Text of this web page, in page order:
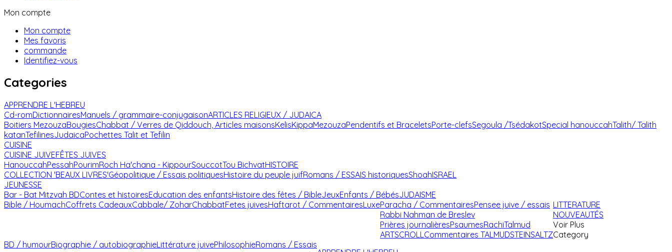
Mon compte
Mon compte
Mes favoris
commande
Identifiez-vous
Categories
APPRENDRE L'HEBREU
Cd-romDictionnairesManuels / grammaire-conjugaisonARTICLES RELIGIEUX / JUDAICA
Boitiers MezouzaBougiesChabbat / Verres de Qiddouch, Articles maisonsKelisKippaMezouzaPendentifs et BraceletsPorte-clefsSegoula /TsédakotSpecial hanouccahTalith/ Talith
katanTefilinesJudaicaPochettes Talit et Tefilin
CUISINE
CUISINE JUIVEFÊTES JUIVES
HanouccahPessahPourimRoch Ha'chana - KippourSouccotTou BichvatHISTOIRE
COLLECTION 'BEAUX LIVRES'Géopolitique / Essais politiquesHistoire du peuple juifRomans / ESSAIS historiquesShoahISRAEL
JEUNESSE
Bar - Bat Mitzvah BDContes et histoiresEducation des enfantsHistoire des fêtes / BibleJeuxEnfants / BébésJUDAISME
Bible / HoumachCoffrets CadeauxCabbale/ ZoharChabbatFetes juivesHaftarot / CommentairesLuxeParacha / CommentairesPensee juive / essais
Rabbi Nahman de Breslev
Prières journalièresPsaumesRachiTalmud
ARTSCROLLCommentaires TALMUDSTEINSALTZ
LITTERATURE
BD / humourBiographie / autobiographieLittérature juivePhilosophieRomans / Essais
NOUVEAUTÉS
Voir Plus
Category